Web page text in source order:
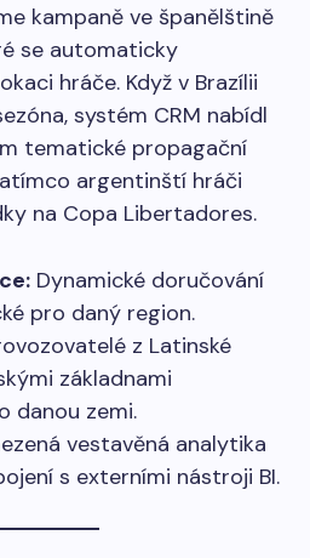
kampaně ve španělštině
se automaticky
hráče. Když v Brazílii
systém CRM nabídl
tematické propagační
argentinští hráči
na Copa Libertadores.
Dynamické doručování
pro daný region.
z Latinské
základnami
danou zemi.
vestavěná analytika
s externími nástroji BI.